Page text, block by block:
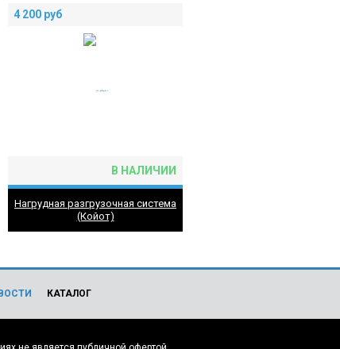
4 200 руб
В НАЛИЧИИ
Нагрудная разгрузочная система
(Койот)
КАТАЛОГ